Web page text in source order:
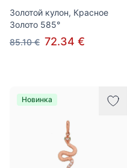
Золотой кулон, Красное
Золото 585°
85.10 € 72.34 €
Новинка